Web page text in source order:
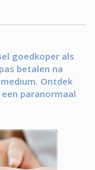
goedkoper als
betalen na
Ontdek
paranormaal